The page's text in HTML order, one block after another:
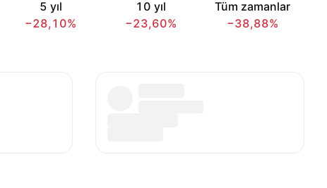
5 yıl
−28,10%
10 yıl
−23,60%
Tüm zamanlar
−38,88%